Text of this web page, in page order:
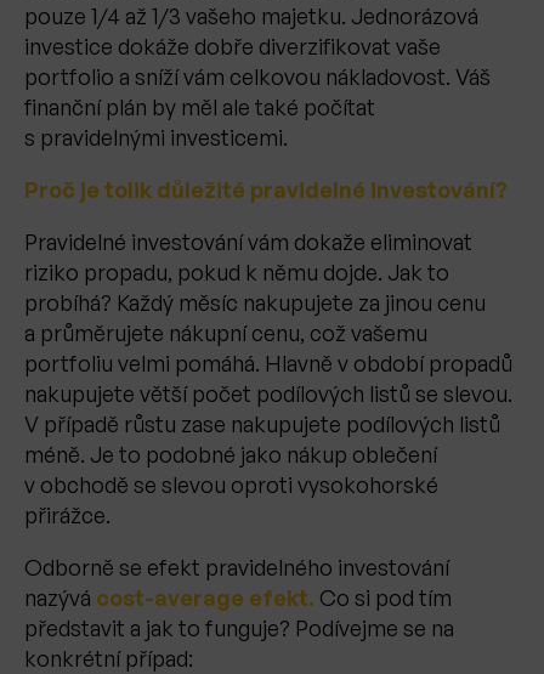
pouze 1/4 až 1/3 vašeho majetku. Jednorázová
investice dokáže dobře diverzifikovat vaše
portfolio a sníží vám celkovou nákladovost. Váš
finanční plán by měl ale také počítat
s pravidelnými investicemi.
Proč je tolik důležité pravidelné investování?
Pravidelné investování vám dokaže eliminovat
riziko propadu, pokud k němu dojde. Jak to
probíhá? Každý měsíc nakupujete za jinou cenu
a průměrujete nákupní cenu, což vašemu
portfoliu velmi pomáhá. Hlavně v období propadů
nakupujete větší počet podílových listů se slevou.
V případě růstu zase nakupujete podílových listů
méně. Je to podobné jako nákup oblečení
v obchodě se slevou oproti vysokohorské
přirážce.
Odborně se efekt pravidelného investování
nazývá cost-average efekt. Co si pod tím
představit a jak to funguje? Podívejme se na
konkrétní případ: